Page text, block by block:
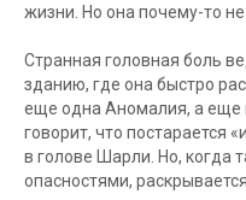
жизни. Но она почему-то
Странная головная боль
зданию, где она быстро
еще одна Аномалия, а еще
говорит, что постарается
в голове Шарли. Но, когда
опасностями,